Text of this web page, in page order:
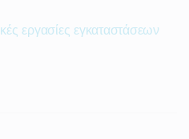
εργασίες εγκαταστάσεων